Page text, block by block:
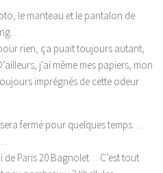
le manteau et le pantalon de
rien, ça puait toujours autant,
j’ai même mes papiers, mon
imprégnés de cette odeur
fermé pour quelques temps…
de Paris 20 Bagnolet… C’est tout